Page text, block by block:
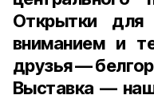
Открытки
вниманием и
друзья —
Выставка —